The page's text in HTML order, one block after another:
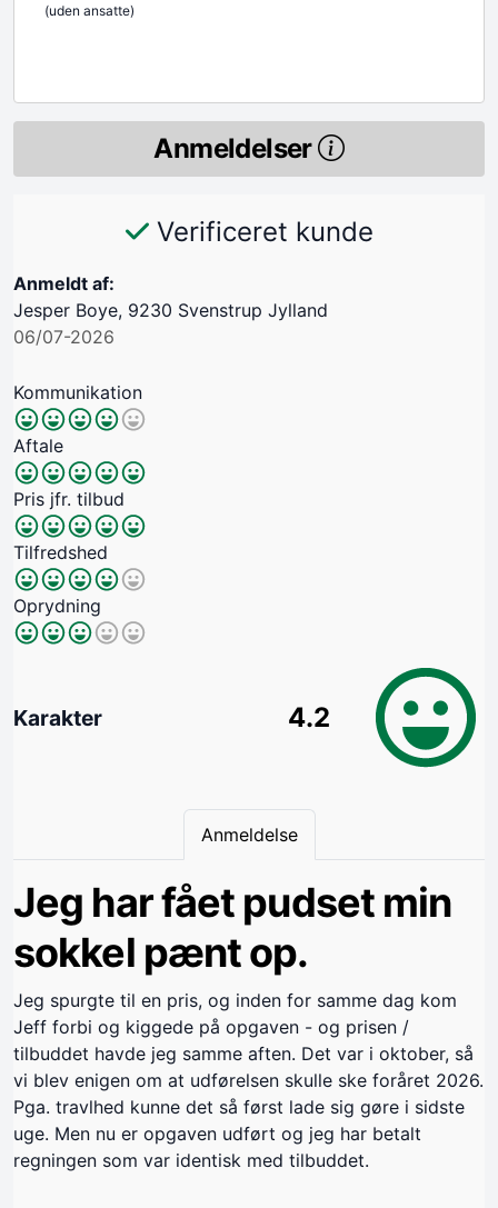
(uden ansatte)
Anmeldelser
Verificeret kunde
Anmeldt af:
Jesper Boye, 9230 Svenstrup Jylland
06/07-2026
Kommunikation
Aftale
Pris jfr. tilbud
Tilfredshed
Oprydning
Karakter 4.2
Anmeldelse
Jeg har fået pudset min
sokkel pænt op.
Jeg spurgte til en pris, og inden for samme dag kom
Jeff forbi og kiggede på opgaven - og prisen /
tilbuddet havde jeg samme aften. Det var i oktober, så
vi blev enigen om at udførelsen skulle ske foråret 2026.
Pga. travlhed kunne det så først lade sig gøre i sidste
uge. Men nu er opgaven udført og jeg har betalt
regningen som var identisk med tilbuddet.